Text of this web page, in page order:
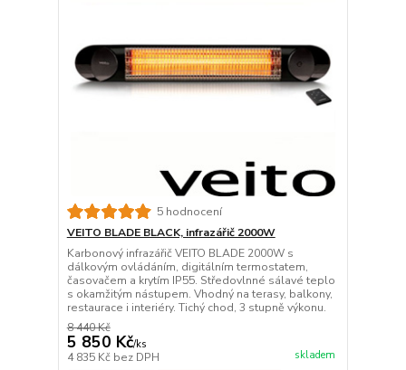
5 hodnocení
VEITO BLADE BLACK, infrazářič 2000W
Karbonový infrazářič VEITO BLADE 2000W s
dálkovým ovládáním, digitálním termostatem,
časovačem a krytím IP55. Středovlnné sálavé teplo
s okamžitým nástupem. Vhodný na terasy, balkony,
restaurace i interiéry. Tichý chod, 3 stupně výkonu.
8 440 Kč
5 850 Kč/ks
4 835 Kč bez DPH skladem